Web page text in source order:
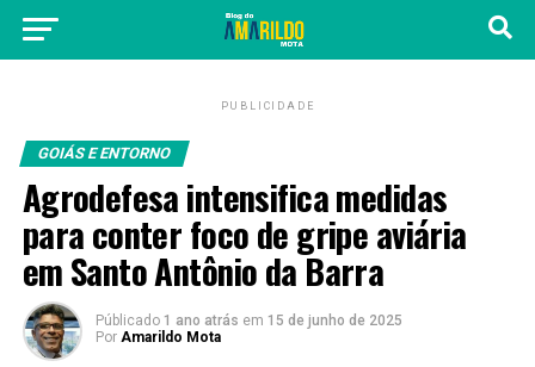
PUBLICIDADE
GOIÁS E ENTORNO
Agrodefesa intensifica medidas
para conter foco de gripe aviária
em Santo Antônio da Barra
Públicado 1 ano atrás em 15 de junho de 2025
Por Amarildo Mota